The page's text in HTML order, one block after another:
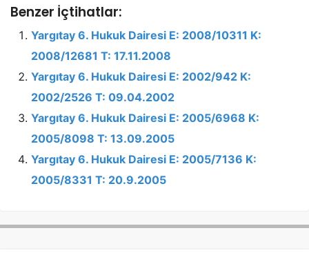
Benzer İçtihatlar:
Yargıtay 6. Hukuk Dairesi E: 2008/10311 K:
2008/12681 T: 17.11.2008
Yargıtay 6. Hukuk Dairesi E: 2002/942 K:
2002/2526 T: 09.04.2002
Yargıtay 6. Hukuk Dairesi E: 2005/6968 K:
2005/8098 T: 13.09.2005
Yargıtay 6. Hukuk Dairesi E: 2005/7136 K:
2005/8331 T: 20.9.2005